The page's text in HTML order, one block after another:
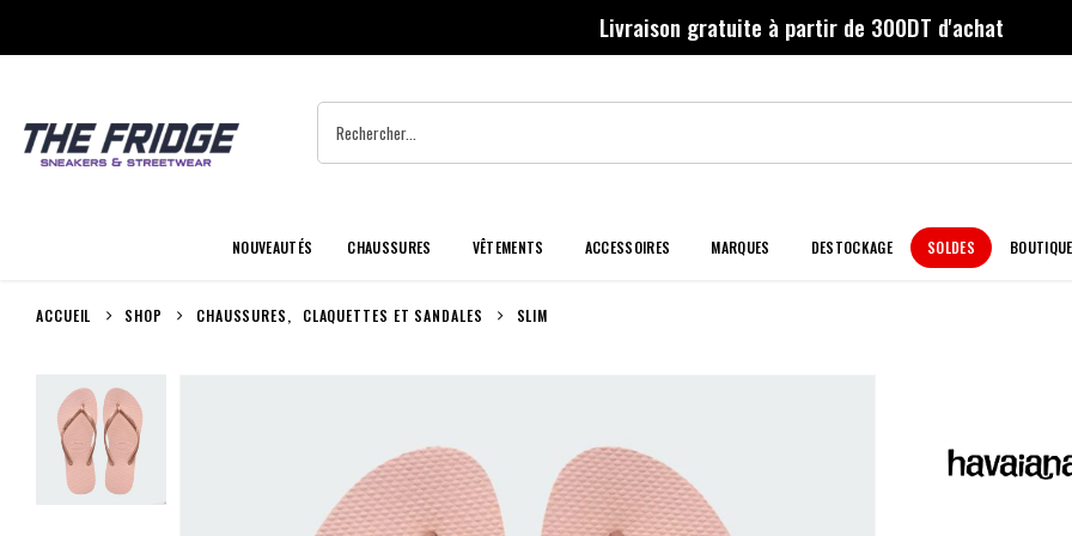
Livraison gratuite à partir de 300DT d'achat
NOUVEAUTÉS CHAUSSURES VÊTEMENTS ACCESSOIRES MARQUES DESTOCKAGE SOLDES
ACCUEIL SHOP CHAUSSURES, CLAQUETTES ET SANDALES SLIM